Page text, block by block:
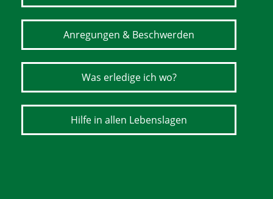
Anregungen & Beschwerden
Was erledige ich wo?
Hilfe in allen Lebenslagen